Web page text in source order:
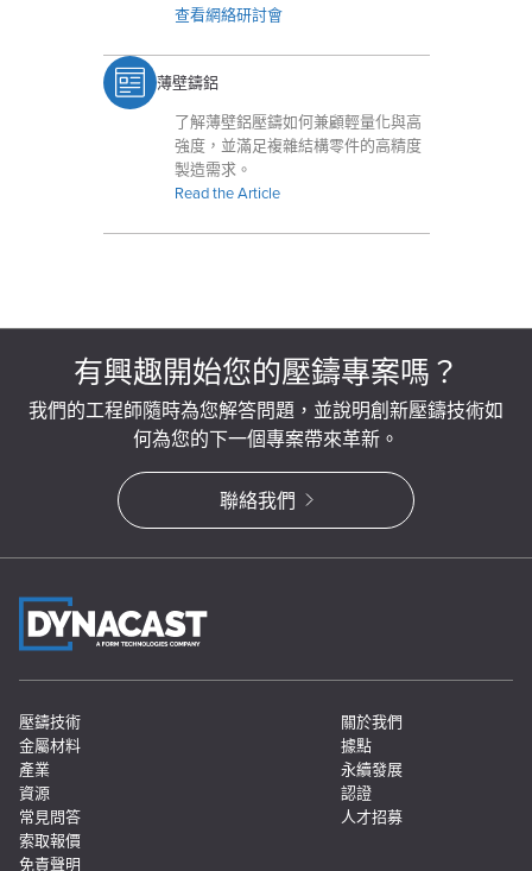
查看網絡研討會
薄壁鑄鋁
了解薄壁鋁壓鑄如何兼顧輕量化與高
強度，並滿足複雜結構零件的高精度
製造需求。
Read the Article
有興趣開始您的壓鑄專案嗎？
我們的工程師隨時為您解答問題，並說明創新壓鑄技術如
何為您的下一個專案帶來革新。
聯絡我們
壓鑄技術
金屬材料
產業
資源
常見問答
關於我們
據點
永續發展
認證
人才招募
索取報價
免責聲明